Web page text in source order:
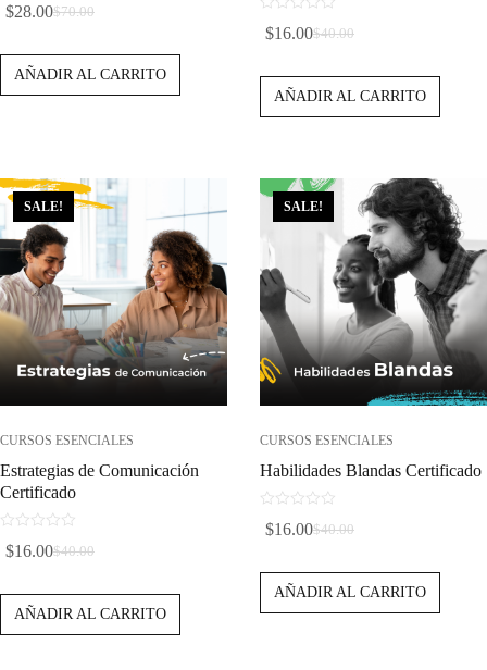
d
5
$70.00
El
Precio
Original
$28.00
El
Precio
Actual
AÑADIR AL CARRITO
d
5
$40.00
El
Precio
Original
$16.00
El
Precio
Actual
AÑADIR AL CARRITO
SALE!
CURSOS ESENCIALES
Estrategias de Comunicación
Certificado
d
5
$40.00
El
Precio
Original
$16.00
El
Precio
Actual
AÑADIR AL CARRITO
SALE!
CURSOS ESENCIALES
Habilidades Blandas Certificado
d
5
$40.00
El
Precio
Original
$16.00
El
Precio
Actual
AÑADIR AL CARRITO